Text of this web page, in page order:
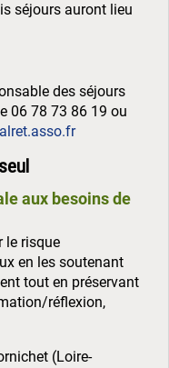
séjours auront lieu
des séjours
06 78 73 86 19 ou
aux besoins de
le risque
en les soutenant
tout en préservant
réflexion,
(Loire-